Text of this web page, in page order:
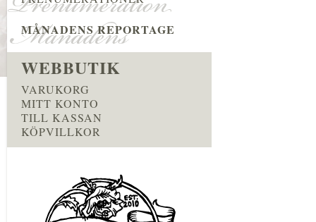
MÅNADENS REPORTAGE
WEBBUTIK
VARUKORG
MITT KONTO
TILL KASSAN
KÖPVILLKOR